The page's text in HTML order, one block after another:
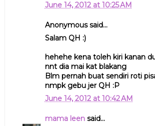
June 14, 2012 at 10:25 AM
Anonymous said...
Salam QH :)
hehehe kena toleh kiri kanan
nnt dia mai kat blakang
Blm pernah buat sendiri roti
nmpk gebu jer QH :P
June 14, 2012 at 10:42 AM
mama leensaid...